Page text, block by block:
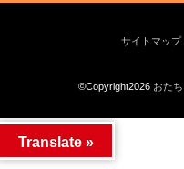
サイトマップ
©Copyright2026 おた
Translate »